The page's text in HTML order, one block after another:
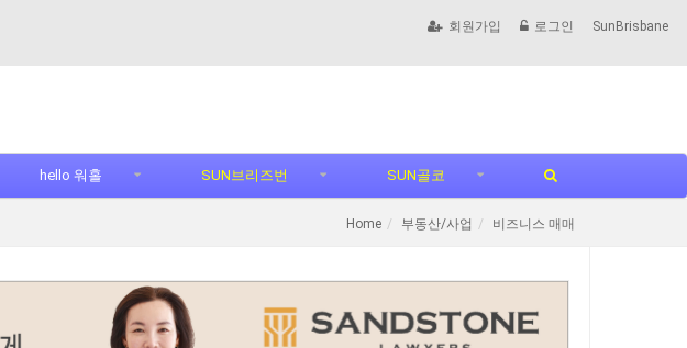
회원가입 로그인 SunBrisbane
hello 워홀 SUN브리즈번 SUN골코
Home 부동산/사업 비즈니스 매매